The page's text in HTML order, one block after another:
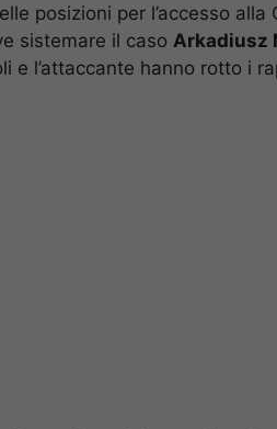
posizioni per l’accesso alla
sistemare il caso Arkadiusz
e l’attaccante hanno rotto i